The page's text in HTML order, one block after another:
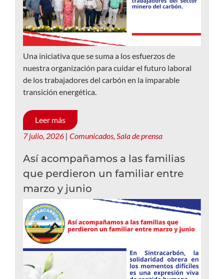
Una iniciativa que se suma a los esfuerzos de
nuestra organización para cuidar el futuro laboral
de los trabajadores del carbón en la imparable
transición energética.
Leer más
7 julio, 2026 | Comunicados, Sala de prensa
Así acompañamos a las familias
que perdieron un familiar entre
marzo y junio